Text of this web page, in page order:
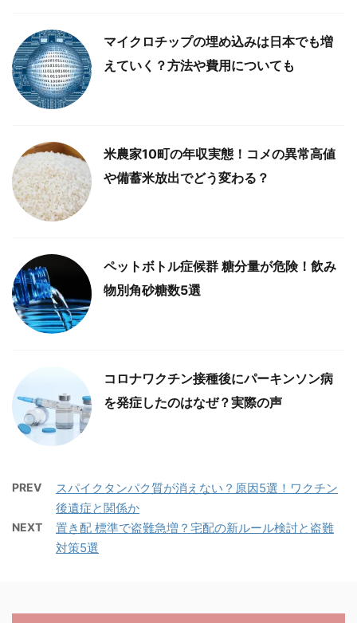
マイクロチップの埋め込みは日本でも増
えていく？方法や費用についても
米農家10町の年収実態！コメの異常高値
や備蓄米放出でどう変わる？
ペットボトル症候群 糖分量が危険！飲み
物別角砂糖数5選
コロナワクチン接種後にパーキンソン病
を発症したのはなぜ？実際の声
PREV
スパイクタンパク質が消えない？原因5選！ワクチン
後遺症と関係か
NEXT
置き配 標準で盗難急増？宅配の新ルール検討と盗難
対策5選